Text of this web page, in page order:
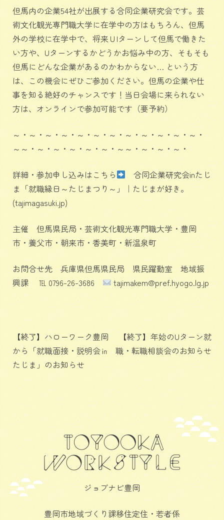
但馬内の企業54社が出展する合同企業研究会です。芸
術文化観光専門職大学に在学中の方はもちろん、但馬
外の学校に在学中で、将来ＵIターンして但馬で働きた
い方や、Uターンするかどうかお悩み中の方、そもそも
但馬にどんな企業があるのかわからない… という方
は、この機会にぜひご参加ください。但馬の企業や仕
事を知る絶好のチャンスです！当日会場に来られない
方は、オンラインで参加可能です（要予約）
～・～・～・～・～・～・～・～・～・～・～・～・
～～・～・～・～・～・～・～～・～・～・～・
詳細・参加申し込みはこちら
合同企業研究会inたじ
ま「就職縁日～たじまつり～」｜たじまが好き。
(tajimagasuki.jp)
主催 但馬県民局・芸術文化観光専門職大学・豊岡
市・養父市・朝来市・香美町・新温泉町
お問合せ先 兵庫県但馬県民局 県民躍動室 地域振
興課 ℡ 0796-26-3686
tajimakem@pref.hyogo.lg.jp
投
稿
ナ
ビ
ゲ
ー
シ
ョ
ン
【終了】ハローワーク豊岡
から「就職面接・説明会㏌
たじま」のお知らせ
【終了】年始のUターン就
職・転職相談会のお知らせ
ジョブナビ豊岡
豊岡市地域づくり課移住定住・若者係